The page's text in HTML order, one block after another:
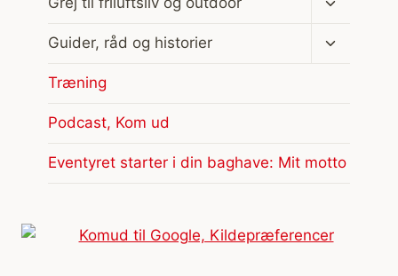
Guider, råd og historier
Skift
Træning
Podcast, Kom ud
Eventyret starter i din baghave: Mit motto